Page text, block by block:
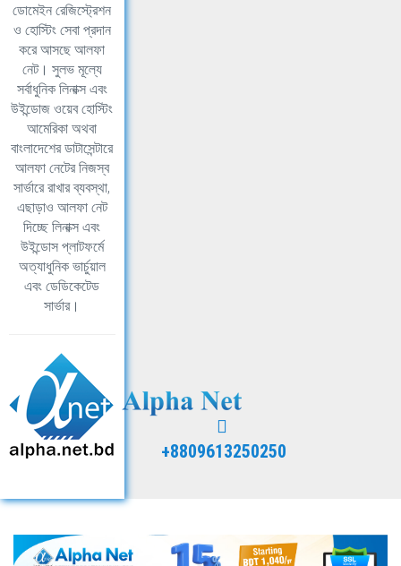
ডোমেইন রেজিস্ট্রেশন
ও হোস্টিং সেবা প্রদান
করে আসছে আলফা
নেট। সুলভ মূল্যে
সর্বাধুনিক লিনাক্স এবং
উইন্ডোজ ওয়েব হোস্টিং
আমেরিকা অথবা
বাংলাদেশের ডাটাসেন্টারে
আলফা নেটের নিজস্ব
সার্ভারে রাখার ব্যবস্থা,
এছাড়াও আলফা নেট
দিচ্ছে লিনাক্স এবং
উইন্ডোস প্লাটফর্মে
অত্যাধুনিক ভার্চুয়াল
এবং ডেডিকেটেড
সার্ভার।
+8809613250250